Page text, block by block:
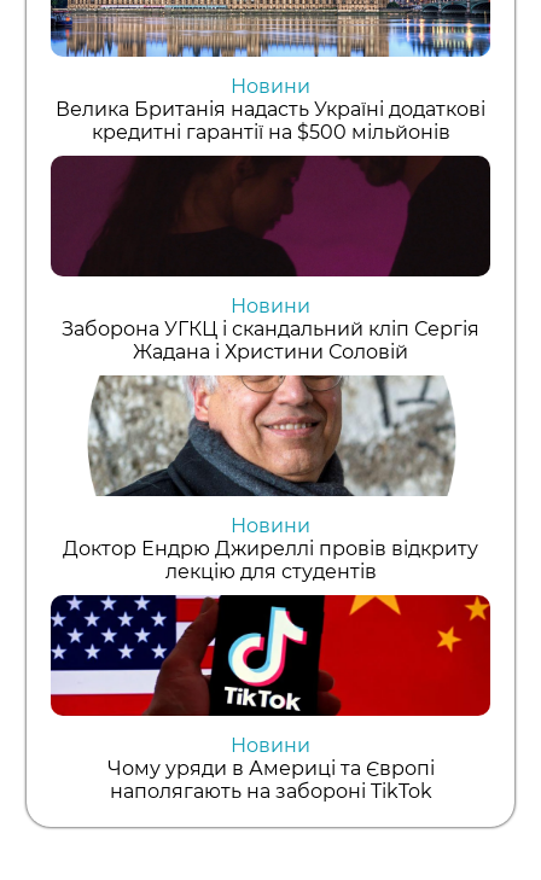
Новини
Велика Британія надасть Україні додаткові
кредитні гарантії на $500 мільйонів
Новини
Заборона УГКЦ і скандальний кліп Сергія
Жадана і Христини Соловій
Новини
Доктор Ендрю Джиреллі провів відкриту
лекцію для студентів
Новини
Чому уряди в Америці та Європі
наполягають на забороні TikTok